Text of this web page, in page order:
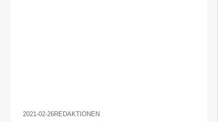
2021-02-26REDAKTIONEN